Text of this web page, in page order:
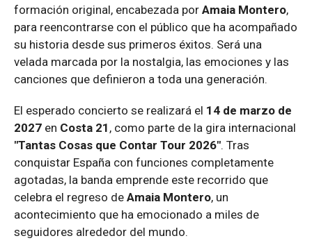
formación original, encabezada por Amaia Montero,
para reencontrarse con el público que ha acompañado
su historia desde sus primeros éxitos. Será una
velada marcada por la nostalgia, las emociones y las
canciones que definieron a toda una generación.
El esperado concierto se realizará el 14 de marzo de
2027 en Costa 21 , como parte de la gira internacional
"Tantas Cosas que Contar Tour 2026". Tras
conquistar España con funciones completamente
agotadas, la banda emprende este recorrido que
celebra el regreso de Amaia Montero, un
acontecimiento que ha emocionado a miles de
seguidores alrededor del mundo.